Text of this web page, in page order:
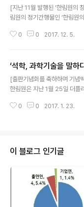
[지난 11월 발행된 '한림원의
림원의 정기간행물인 ‘한림원
수상했다. 올해 27회째인 ‘대
30개 기관이 후원하고 있으며,
웹사이트, 블로그 등 25개 부
커뮤니케이션 분야 국내 최대
을 담은 매거진 ‘한림원의 창’
0 0 2017. 12. 5.
‘석학, 과학기술을 말하
[출판기념회를 축하하며 기념
한림원은 지난 1월 25일 더플
행복 : 김치, 과학에 건강을 더
종신회원, 고려대학교 명예교
개최했다. [소감을 전달하는
대신한 민원기 실장, 그리고
들이 책에 대한 설명과 소감
며, 축하의 의미로 저자들과
커팅식이 진행됐..
0 0 2017. 1. 23.
이 블로그 인기글